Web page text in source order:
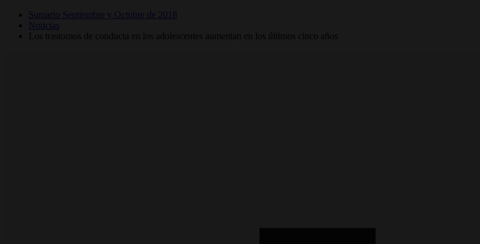
Sumario Septiembre y Octubre de 2018
Noticias
Los trastornos de conducta en los adolescentes aumentan en los últimos cinco años